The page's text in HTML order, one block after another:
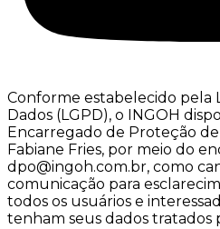
Conforme estabelecido pela
Dados (LGPD), o INGOH
Encarregado de Proteção de
Fabiane Fries, por meio do
dpo@ingoh.com.br, como
comunicação para
todos os usuários e
tenham seus dados tratados